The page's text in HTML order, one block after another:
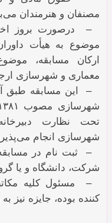
مصنفان و هنرمندان
– درصورت بروز
موضوع به هیأت
ارکان مسابقه،
معماری و شهرسازی
– این مسابقه طبق
تحت نظارت
شهرسازی انجام
– ثبت نام در
شرکت، دانشگاه و یا
– مسئول کلیه
کننده بوده، جایزه